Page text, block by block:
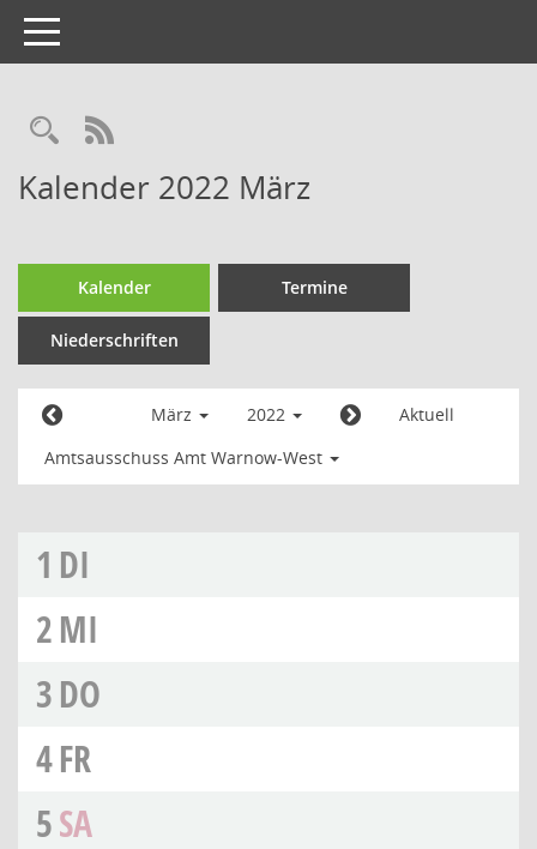
Toggle
navigation
Kalender 2022 März
Kalender Termine
Niederschriften
März 2022
Aktuell
Amtsausschuss Amt Warnow-West
1 DI
2MI
3DO
4FR
5SA